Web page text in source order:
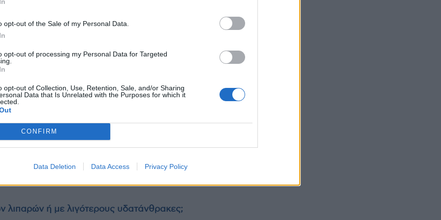
opt-out of the Sale of my Personal Data.
opt-out of processing my Personal Data for Targeted
opt-out of Collection, Use, Retention, Sale, and/or Sharing
Data that Is Unrelated with the Purposes for which it
CONFIRM
Data Deletion Data Access Privacy Policy
θα προσγειωθεί στα φυτά και δεν θα φτάσει
να στεγνώσει τα φυτά κατά τη διάρκεια
να καούν. Η θερμότητα σε συνδυασμό με την
ωίδιο (μια λευκή ουσία σε σκόνη) στα φυτά. Το
ημέρας μπορεί να σας βοηθήσει να το
και το βράδυ, αλλά το προσεκτικό πότισμα
πάντα θανατική ποινή για ένα φυτό»,
σε ένα καθορισμένο πρόγραμμα και μια
της ημέρας εκτιμάται πάντα, ειδικά κατά τη
λιπαρών ή με λιγότερους υδατάνθρακες;